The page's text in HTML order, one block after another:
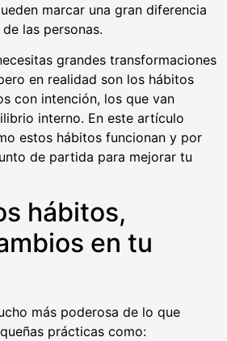
marcar una gran diferencia
las personas.
grandes transformaciones
en realidad son los hábitos
con intención, los que van
interno. En este artículo
estos hábitos funcionan y por
de partida para mejorar tu
hábitos,
en tu
más poderosa de lo que
prácticas como: